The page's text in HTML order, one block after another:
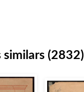
similars (2832)